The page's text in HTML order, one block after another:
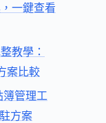
一鍵查看
教學：
案比較
簿管理工
方案